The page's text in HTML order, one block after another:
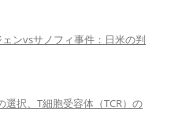
ンvsサノフィ事件：日米の判
択、T細胞受容体（TCR）の